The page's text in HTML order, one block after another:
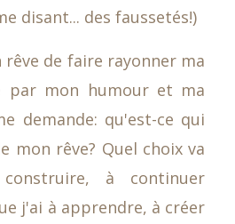
disant... des faussetés!)
rêve de faire rayonner ma
par mon humour et ma
demande: qu'est-ce qui
mon rêve? Quel choix va
à continuer
j'ai à apprendre, à créer